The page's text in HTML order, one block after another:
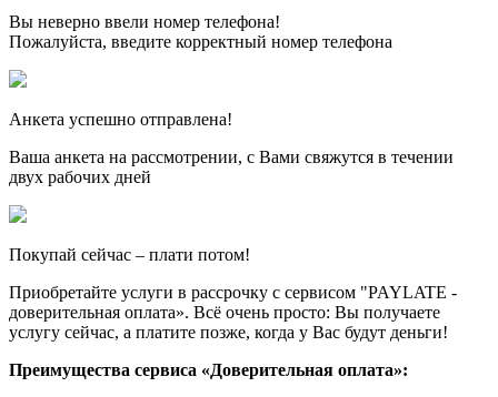
Вы неверно ввели номер телефона!
Пожалуйста, введите корректный номер телефона
Анкета успешно отправлена!
Ваша анкета на рассмотрении, с Вами свяжутся в течении
двух рабочих дней
Покупай сейчас – плати потом!
Приобретайте услуги в рассрочку с сервисом "PAYLATE -
доверительная оплата». Всё очень просто: Вы получаете
услугу сейчас, а платите позже, когда у Вас будут деньги!
Преимущества сервиса «Доверительная оплата»: